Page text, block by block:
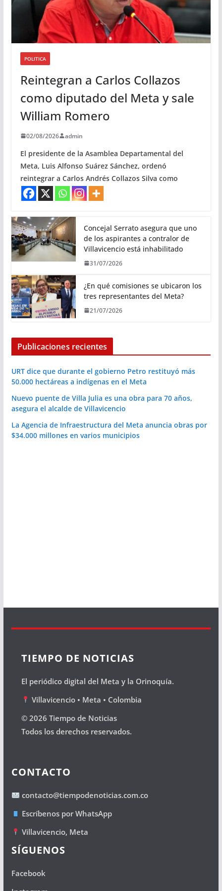
POLITICA
Reintegran a Carlos Collazos
como diputado del Meta y sale
William Romero
02/08/2026 admin
El presidente de la Asamblea Departamental del
Meta, Luis Alfonso Suárez Sánchez, ordenó
reintegrar a Carlos Andrés Collazos Silva como
Concejal Serrato asegura que uno
de los aspirantes a contralor de
Villavicencio está inhabilitado
31/07/2026
¿En qué comisiones se ubicaron los
tres representantes del Meta?
21/07/2026
Publicaciones recientes
URT dice que durante el gobierno Petro restituyó más
50.000 hectáreas a indígenas en el Meta
Nuevo puente de Villa Julia es una obra para 70 años,
asegura el alcalde de Villavicencio
La Agencia de Infraestructura del Meta anuncia obras por
$34.000 millones en varios municipios
TIEMPO DE NOTICIAS
El periódico digital del Meta y la Orinoquía.
Villavicencio • Meta • Colombia
© 2026 Tiempo de Noticias
Todos los derechos reservados.
CONTACTO
contacto@tiempodenoticias.com.co
Escríbenos por WhatsApp
Villavicencio, Meta
SÍGUENOS
Facebook